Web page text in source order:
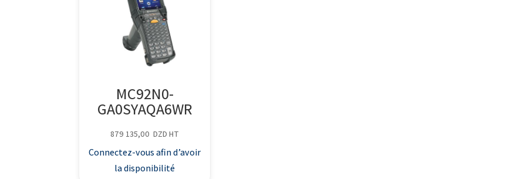
MC92N0-
GA0SYAQA6WR
879 135,00 DZD HT
Connectez-vous afin d’avoir
la disponibilité